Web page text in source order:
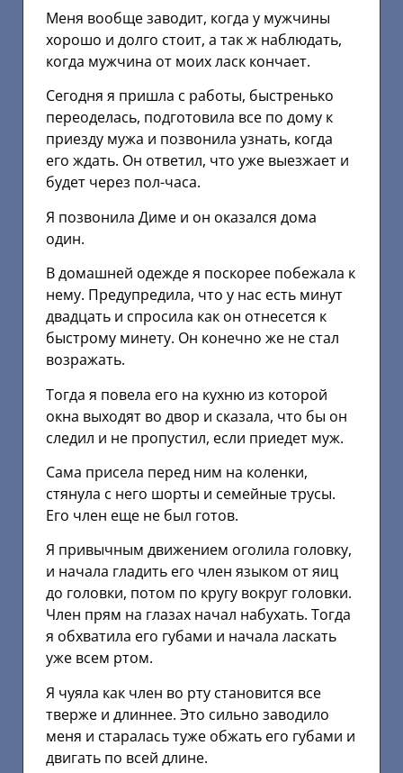
Меня вообще заводит, когда у мужчины
хорошо и долго стоит, а так ж наблюдать,
когда мужчина от моих ласк кончает.
Сегодня я пришла с работы, быстренько
переоделась, подготовила все по дому к
приезду мужа и позвонила узнать, когда
его ждать. Он ответил, что уже выезжает и
будет через пол-часа.
Я позвонила Диме и он оказался дома
один.
В домашней одежде я поскорее побежала к
нему. Предупредила, что у нас есть минут
двадцать и спросила как он отнесется к
быстрому минету. Он конечно же не стал
возражать.
Тогда я повела его на кухню из которой
окна выходят во двор и сказала, что бы он
следил и не пропустил, если приедет муж.
Сама присела перед ним на коленки,
стянула с него шорты и семейные трусы.
Его член еще не был готов.
Я привычным движением оголила головку,
и начала гладить его член языком от яиц
до головки, потом по кругу вокруг головки.
Член прям на глазах начал набухать. Тогда
я обхватила его губами и начала ласкать
уже всем ртом.
Я чуяла как член во рту становится все
тверже и длиннее. Это сильно заводило
меня и старалась туже обжать его губами и
двигать по всей длине.